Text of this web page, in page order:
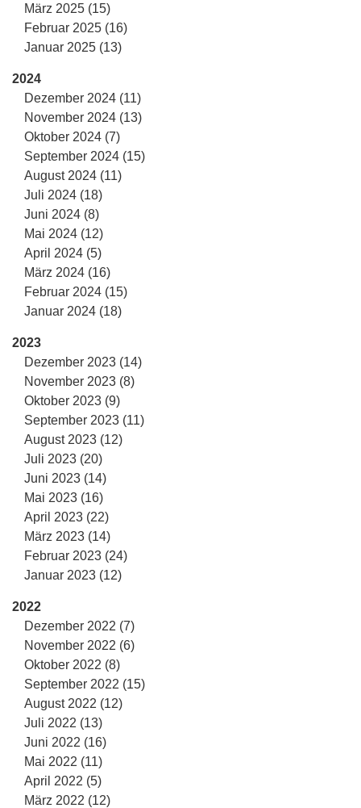
März 2025 (15)
Februar 2025 (16)
Januar 2025 (13)
2024
Dezember 2024 (11)
November 2024 (13)
Oktober 2024 (7)
September 2024 (15)
August 2024 (11)
Juli 2024 (18)
Juni 2024 (8)
Mai 2024 (12)
April 2024 (5)
März 2024 (16)
Februar 2024 (15)
Januar 2024 (18)
2023
Dezember 2023 (14)
November 2023 (8)
Oktober 2023 (9)
September 2023 (11)
August 2023 (12)
Juli 2023 (20)
Juni 2023 (14)
Mai 2023 (16)
April 2023 (22)
März 2023 (14)
Februar 2023 (24)
Januar 2023 (12)
2022
Dezember 2022 (7)
November 2022 (6)
Oktober 2022 (8)
September 2022 (15)
August 2022 (12)
Juli 2022 (13)
Juni 2022 (16)
Mai 2022 (11)
April 2022 (5)
März 2022 (12)